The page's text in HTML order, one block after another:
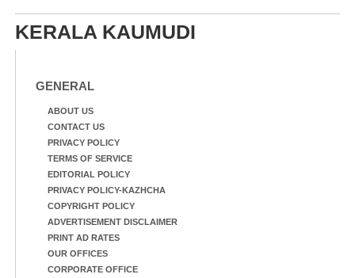
നൽക്കുന്നവർ.
KERALA KAUMUDI
GENERAL
ABOUT US
CONTACT US
PRIVACY POLICY
TERMS OF SERVICE
EDITORIAL POLICY
PRIVACY POLICY-KAZHCHA
COPYRIGHT POLICY
ADVERTISEMENT DISCLAIMER
PRINT AD RATES
OUR OFFICES
CORPORATE OFFICE